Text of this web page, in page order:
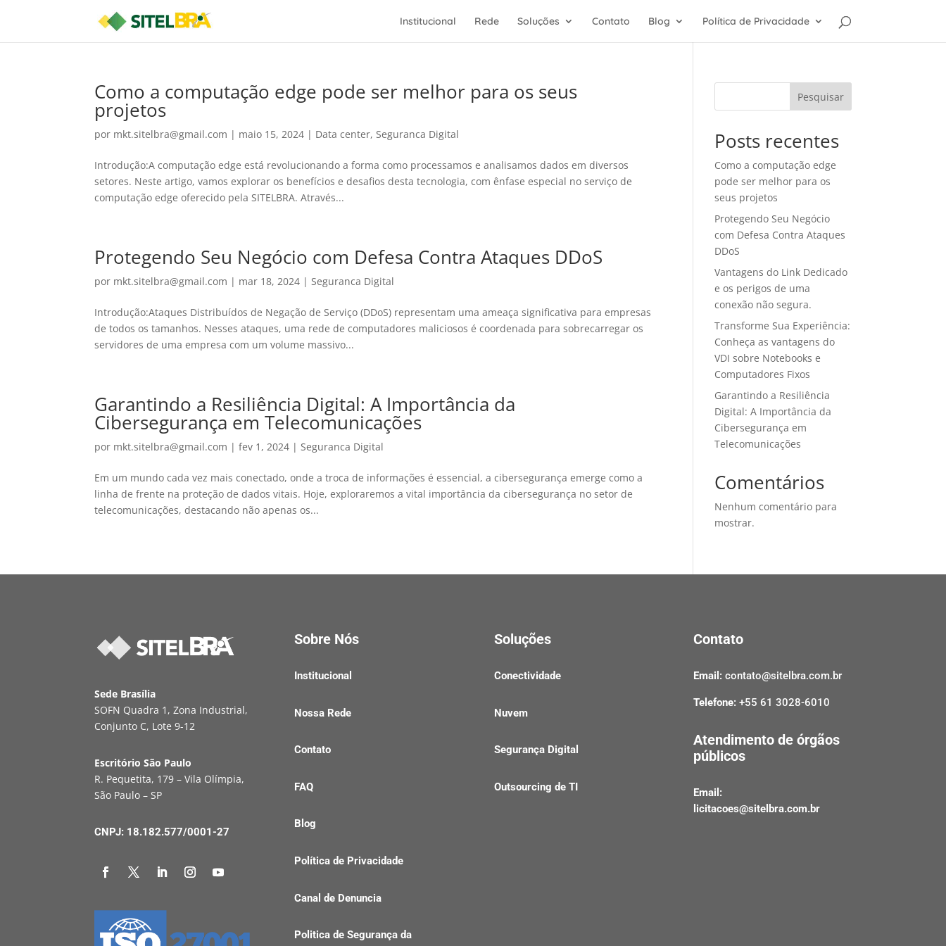
Institucional Rede Soluções Contato Blog Política de Privacidade
Como a computação edge pode ser melhor para os seus
projetos
por mkt.sitelbra@gmail.com | maio 15, 2024 | Data center,Seguranca Digital
Introdução:A computação edge está revolucionando a forma como processamos e analisamos dados em diversos
setores. Neste artigo, vamos explorar os benefícios e desafios desta tecnologia, com ênfase especial no serviço de
computação edge oferecido pela SITELBRA. Através...
Protegendo Seu Negócio com Defesa Contra Ataques DDoS
por mkt.sitelbra@gmail.com | mar 18, 2024 |Seguranca Digital
Introdução:Ataques Distribuídos de Negação de Serviço (DDoS) representam uma ameaça significativa para empresas
de todos os tamanhos. Nesses ataques, uma rede de computadores maliciosos é coordenada para sobrecarregar os
servidores de uma empresa com um volume massivo...
Garantindo a Resiliência Digital: A Importância da
Cibersegurança em Telecomunicações
por mkt.sitelbra@gmail.com |fev 1, 2024 |Seguranca Digital
Em um mundo cada vez mais conectado, onde a troca de informações é essencial, a cibersegurança emerge como a
linha de frente na proteção de dados vitais. Hoje, exploraremos a vital importância da cibersegurança no setor de
telecomunicações, destacando não apenas os...
Pesquisar
Posts recentes
Como a computação edge
pode ser melhor para os
seus projetos
Protegendo Seu Negócio
com Defesa Contra Ataques
DDoS
Vantagens do Link Dedicado
e os perigos de uma
conexão não segura.
Transforme Sua Experiência:
Conheça as vantagens do
VDI sobre Notebooks e
Computadores Fixos
Garantindo a Resiliência
Digital: A Importância da
Cibersegurança em
Telecomunicações
Comentários
Nenhum comentário para
mostrar.
Sede Brasília
SOFN Quadra 1, Zona Industrial,
Conjunto C, Lote 9-12
Escritório São Paulo
R. Pequetita, 179 – Vila Olímpia,
São Paulo – SP
CNPJ: 18.182.577/0001-27
Sobre Nós
Institucional
Nossa Rede
Contato
FAQ
Blog
Política de Privacidade
Canal de Denuncia
Politica de Segurança da
Soluções
Conectividade
Nuvem
Segurança Digital
Outsourcing de TI
Contato
Email:contato@sitelbra.com.br
Telefone:+55 61 3028-6010
Atendimento de órgãos
públicos
Email:
licitacoes@sitelbra.com.br